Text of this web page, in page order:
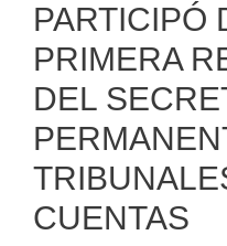
PARTICIPÓ
PRIMERA
DEL
CUENTAS